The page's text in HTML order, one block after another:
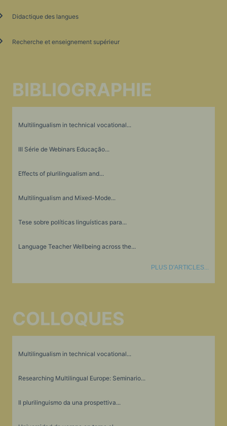
Didactique des langues
Recherche et enseignement supérieur
BIBLIOGRAPHIE
Multilingualism in technical vocational...
III Série de Webinars Educação...
Effects of plurilingualism and...
Multilingualism and Mixed-Mode...
Tese sobre políticas linguísticas para...
Language Teacher Wellbeing across the...
PLUS D'ARTICLES...
COLLOQUES
Multilingualism in technical vocational...
Researching Multilingual Europe: Seminario...
Il plurilinguismo da una prospettiva...